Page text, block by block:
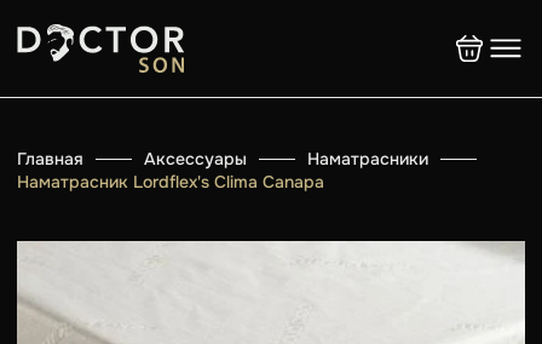
Главная Аксессуары
Наматрасники
Наматрасник Lordflex's Clima Сanapa